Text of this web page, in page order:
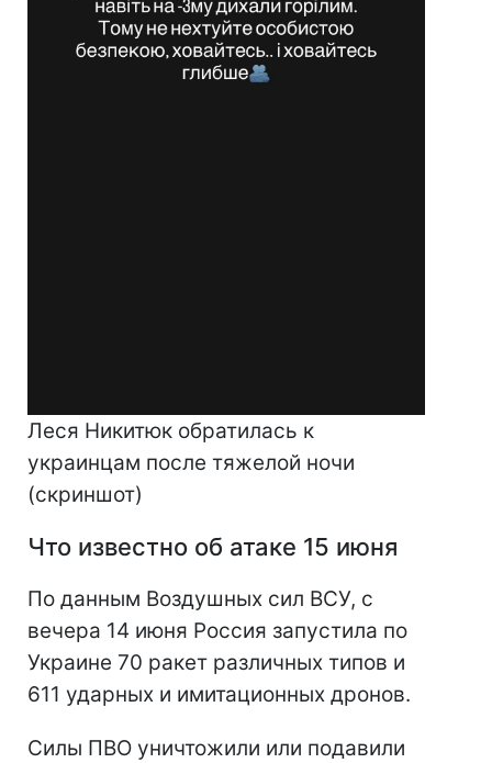
Леся Никитюк обратилась к
украинцам после тяжелой ночи
(скриншот)
Что известно об атаке 15 июня
По данным Воздушных сил ВСУ, с
вечера 14 июня Россия запустила по
Украине 70 ракет различных типов и
611 ударных и имитационных дронов.
Силы ПВО уничтожили или подавили